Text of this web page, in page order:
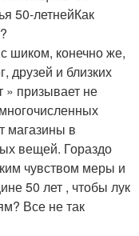
50-летнейКак
шиком, конечно же,
друзей и близких
» призывает не
магазины в
вещей. Гораздо
чувством меры и
50 лет , чтобы лук
Все не так